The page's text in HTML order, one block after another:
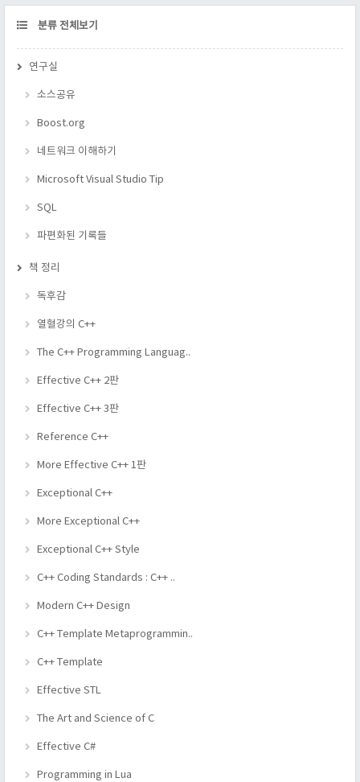
CATEGORY
분류 전체보기
연구실
소스공유
Boost.org
네트워크 이해하기
Microsoft Visual Studio Tip
SQL
파편화된 기록들
책 정리
독후감
열혈강의 C++
The C++ Programming Languag..
Effective C++ 2판
Effective C++ 3판
Reference C++
More Effective C++ 1판
Exceptional C++
More Exceptional C++
Exceptional C++ Style
C++ Coding Standards : C++ ..
Modern C++ Design
C++ Template Metaprogrammin..
C++ Template
Effective STL
The Art and Science of C
Effective C#
Programming in Lua